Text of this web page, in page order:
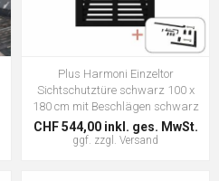
Plus Harmoni Einzeltor
Sichtschutztüre schwarz 100 x
180 cm mit Beschlägen schwarz
CHF 544,00 inkl. ges. MwSt.
ggf. zzgl. Versand